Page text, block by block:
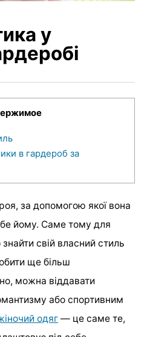
у
в гардероб за
за допомогою якої вона
йому. Саме тому для
свій власний стиль
ще більш
можна віддавати
або спортивним
одяг — це саме те,